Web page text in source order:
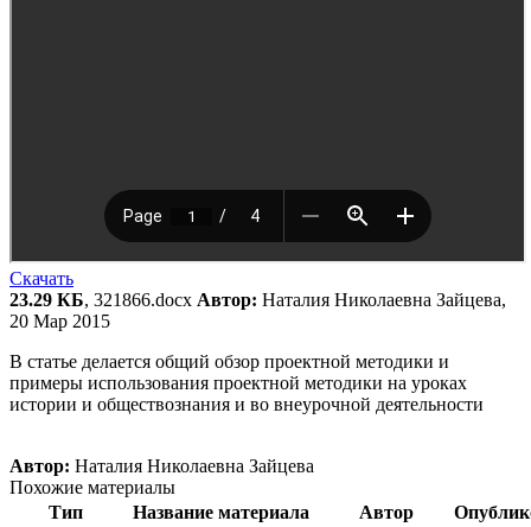
Скачать
23.29 КБ, 321866.docx Автор: Наталия Николаевна Зайцева,
20 Мар 2015
В статье делается общий обзор проектной методики и
примеры использования проектной методики на уроках
истории и обществознания и во внеурочной деятельности
Автор: Наталия Николаевна Зайцева
Похожие материалы
Тип
Название материала Автор